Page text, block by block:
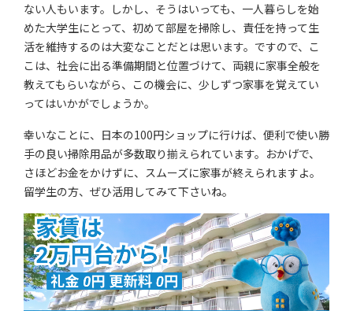
ない人もいます。しかし、そうはいっても、一人暮らしを始
めた大学生にとって、初めて部屋を掃除し、責任を持って生
活を維持するのは大変なことだとは思います。ですので、こ
こは、社会に出る準備期間と位置づけて、両親に家事全般を
教えてもらいながら、この機会に、少しずつ家事を覚えてい
ってはいかがでしょうか。
幸いなことに、日本の100円ショップに行けば、便利で使い勝
手の良い掃除用品が多数取り揃えられています。おかげで、
さほどお金をかけずに、スムーズに家事が終えられますよ。
留学生の方、ぜひ活用してみて下さいね。